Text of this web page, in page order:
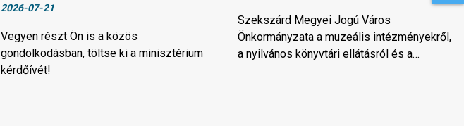
2026-07-21
Vegyen részt Ön is a közös
gondolkodásban, töltse ki a minisztérium
kérdőívét!
Szekszárd Megyei Jogú Város
Önkormányzata a muzeális intézményekről,
a nyilvános könyvtári ellátásról és a…